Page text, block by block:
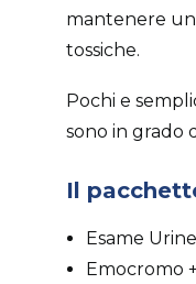
mantenere un
tossiche.
Pochi e
sono in grado
Il
Esame
Emocromo